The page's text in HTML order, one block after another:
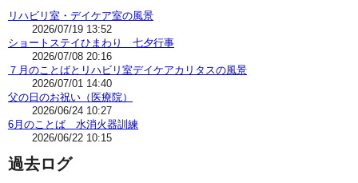
リハビリ室・デイケア室の風景
2026/07/19 13:52
ショートステイひまわり 七夕行事
2026/07/08 20:16
７月のことばとリハビリ室デイケアカリタスの風景
2026/07/01 14:40
父の日のお祝い（医療院）
2026/06/24 10:27
6月のことば 水消火器訓練
2026/06/22 10:15
過去ログ